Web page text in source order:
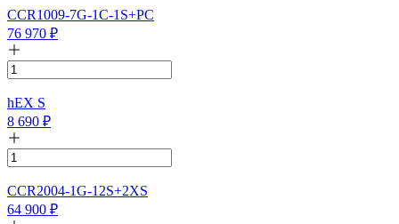
CCR1009-7G-1C-1S+PC
76 970 ₽
hEX S
8 690 ₽
CCR2004-1G-12S+2XS
64 900 ₽